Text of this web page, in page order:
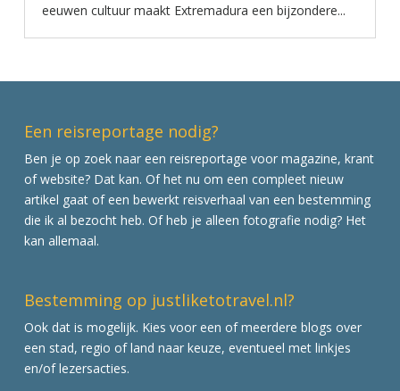
eeuwen cultuur maakt Extremadura een bijzondere...
Een reisreportage nodig?
Ben je op zoek naar een reisreportage voor magazine, krant
of website? Dat kan. Of het nu om een compleet nieuw
artikel gaat of een bewerkt reisverhaal van een bestemming
die ik al bezocht heb. Of heb je alleen fotografie nodig? Het
kan allemaal.
Bestemming op justliketotravel.nl?
Ook dat is mogelijk. Kies voor een of meerdere blogs over
een stad, regio of land naar keuze, eventueel met linkjes
en/of lezersacties.